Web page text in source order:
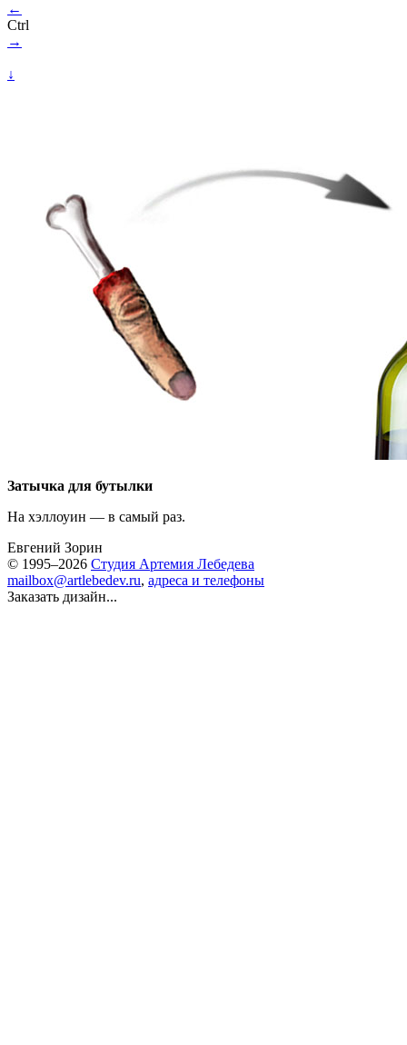
←
Ctrl
→
↓
Затычка для бутылки
На хэллоуин — в самый раз.
Евгений Зорин
© 1995–2026 Студия Артемия Лебедева
mailbox@artlebedev.ru, адреса и телефоны
Заказать дизайн...